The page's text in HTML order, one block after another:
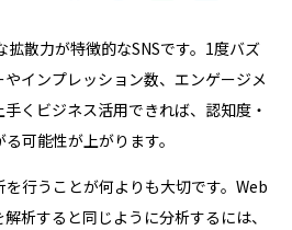
散力が特徴的なSNSです。1度バズ
インプレッション数、エンゲージメ
くビジネス活用できれば、認知度・
可能性が上がります。
行うことが何よりも大切です。Web
析すると同じように分析するには、